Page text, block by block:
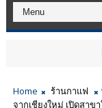
Home ร้านกาแฟ
จากเชียงใหม่ เปิดสาข